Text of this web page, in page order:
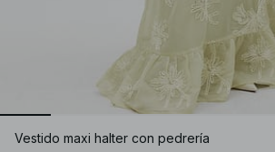
Vestido maxi halter con pedrería